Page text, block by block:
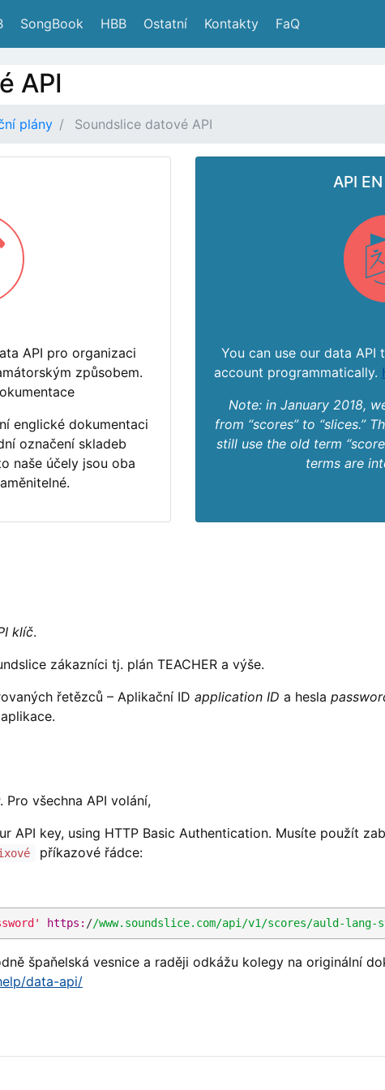
SongBook HBB Ostatní Kontakty FaQ
API
plány Soundslice datové API
API pro organizaci
způsobem.
englické dokumentaci
označení skladeb
naše účely jsou oba
API
You can use our data API
account programmatically.
Note: in January 2018,
from “scores” to “slices.”
still use the old term
terms are
klíč.
zákazníci tj. plán TEACHER a výše.
řetězců – Aplikační ID application ID a hesla
Pro všechna API volání,
API key, using HTTP Basic Authentication. Musíte použít
příkazové řádce:
https: //www.soundslice.com/api /v1/scores/auld-lang-
špaňelská vesnice a raději odkážu kolegy na originální
data-api/